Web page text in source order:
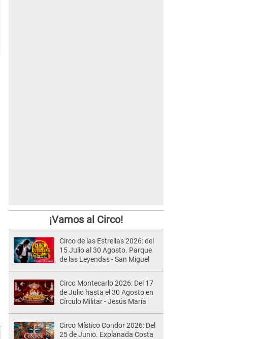
¡Vamos al Circo!
Circo de las Estrellas 2026: del
15 Julio al 30 Agosto. Parque
de las Leyendas - San Miguel
Circo Montecarlo 2026: Del 17
de Julio hasta el 30 Agosto en
Círculo Militar - Jesús María
Circo Místico Condor 2026: Del
25 de Junio. Explanada Costa